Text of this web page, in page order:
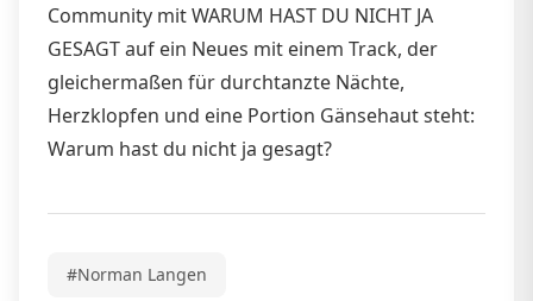
Community mit WARUM HAST DU NICHT JA
GESAGT auf ein Neues mit einem Track, der
gleichermaßen für durchtanzte Nächte,
Herzklopfen und eine Portion Gänsehaut steht:
Warum hast du nicht ja gesagt?
#Norman Langen